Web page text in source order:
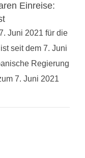
Einreise:
Juni 2021 für die
seit dem 7. Juni
Regierung
7. Juni 2021